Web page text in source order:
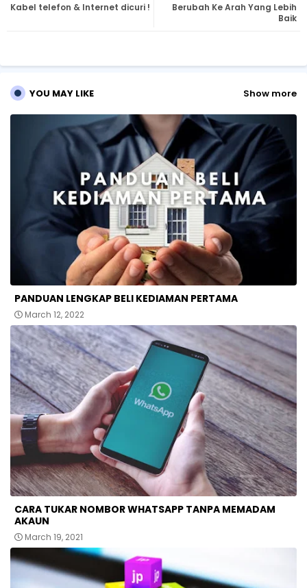
tte ats
p
Berubah Ke Arah Yang Lebih
Baik
Kabel telefon & Internet dicuri !
YOU MAY LIKE Show more
PANDUAN LENGKAP BELI KEDIAMAN PERTAMA
March 12, 2022
CARA TUKAR NOMBOR WHATSAPP TANPA MEMADAM
AKAUN
March 19, 2021